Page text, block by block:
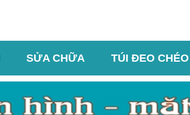
SỬA CHỮA TÚI ĐEO